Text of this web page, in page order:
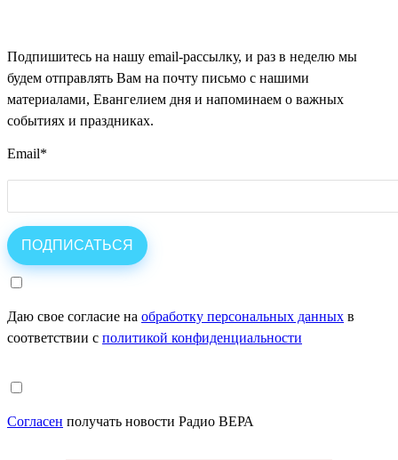
Подпишитесь на нашу email-рассылку, и раз в неделю мы
будем отправлять Вам на почту письмо с нашими
материалами, Евангелием дня и напоминаем о важных
событиях и праздниках.
Email*
Даю свое согласие на обработку персональных данных в
соответствии с политикой конфиденциальности
Согласен получать новости Радио ВЕРА